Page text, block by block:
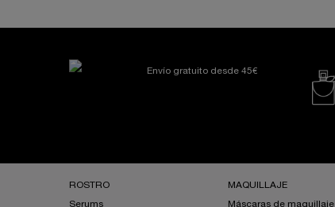
Envío gratuito desde 45€
ROSTRO
Serums
MAQUILLAJE
Máscaras de maquillaje